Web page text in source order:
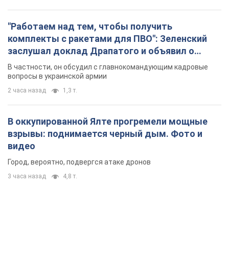
"Работаем над тем, чтобы получить
комплекты с ракетами для ПВО": Зеленский
заслушал доклад Драпатого и объявил о
новых мерах
В частности, он обсудил с главнокомандующим кадровые
вопросы в украинской армии
2 часа назад 1,3 т.
В оккупированной Ялте прогремели мощные
взрывы: поднимается черный дым. Фото и
видео
Город, вероятно, подвергся атаке дронов
3 часа назад 4,8 т.